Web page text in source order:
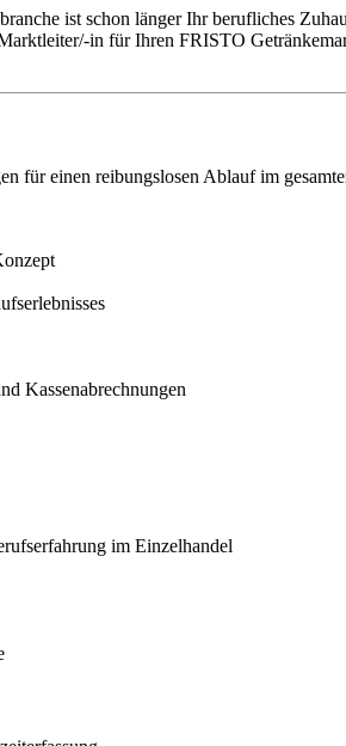
ist schon länger Ihr berufliches
in für Ihren FRISTO
für einen reibungslosen Ablauf im
Kassenabrechnungen
im Einzelhandel